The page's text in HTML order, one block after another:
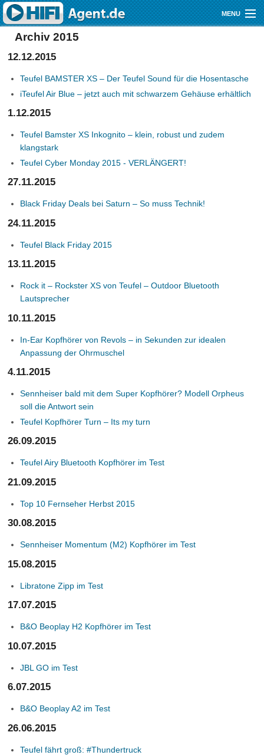
Direkt zum Inhalt
MENU
Gutscheine
Mobile
Shop
Archiv 2015
12.12.2015
Teufel BAMSTER XS – Der Teufel Sound für die Hosentasche
iTeufel Air Blue – jetzt auch mit schwarzem Gehäuse erhältlich
1.12.2015
Teufel Bamster XS Inkognito – klein, robust und zudem
klangstark
Teufel Cyber Monday 2015 - VERLÄNGERT!
27.11.2015
Black Friday Deals bei Saturn – So muss Technik!
24.11.2015
Teufel Black Friday 2015
13.11.2015
Rock it – Rockster XS von Teufel – Outdoor Bluetooth
Lautsprecher
10.11.2015
In-Ear Kopfhörer von Revols – in Sekunden zur idealen
Anpassung der Ohrmuschel
4.11.2015
Sennheiser bald mit dem Super Kopfhörer? Modell Orpheus
soll die Antwort sein
Teufel Kopfhörer Turn – Its my turn
26.09.2015
Teufel Airy Bluetooth Kopfhörer im Test
21.09.2015
Top 10 Fernseher Herbst 2015
30.08.2015
Sennheiser Momentum (M2) Kopfhörer im Test
15.08.2015
Libratone Zipp im Test
17.07.2015
B&O Beoplay H2 Kopfhörer im Test
10.07.2015
JBL GO im Test
6.07.2015
B&O Beoplay A2 im Test
26.06.2015
Teufel fährt groß: #Thundertruck